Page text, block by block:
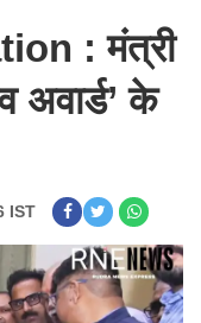
: मंत्री
अवार्ड’ के
IST